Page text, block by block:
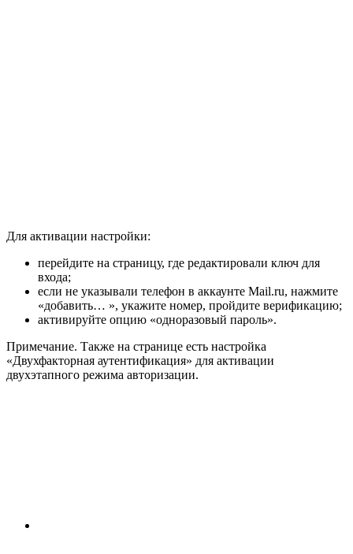
Для активации настройки:
перейдите на страницу, где редактировали ключ для
входа;
если не указывали телефон в аккаунте Mail.ru, нажмите
«добавить… », укажите номер, пройдите верификацию;
активируйте опцию «одноразовый пароль».
Примечание. Также на странице есть настройка
«Двухфакторная аутентификация» для активации
двухэтапного режима авторизации.